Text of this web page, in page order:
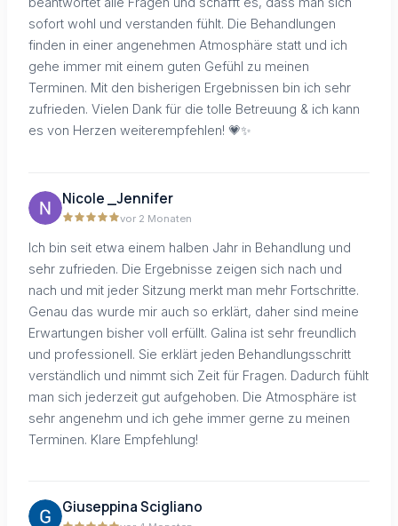
sofort wohl und verstanden fühlt. Die Behandlungen
finden in einer angenehmen Atmosphäre statt und ich
gehe immer mit einem guten Gefühl zu meinen
Terminen. Mit den bisherigen Ergebnissen bin ich sehr
zufrieden. Vielen Dank für die tolle Betreuung & ich kann
es von Herzen weiterempfehlen! 💗✨
Nicole _Jennifer
vor 2 Monaten
Ich bin seit etwa einem halben Jahr in Behandlung und
sehr zufrieden. Die Ergebnisse zeigen sich nach und
nach und mit jeder Sitzung merkt man mehr Fortschritte.
Genau das wurde mir auch so erklärt, daher sind meine
Erwartungen bisher voll erfüllt. Galina ist sehr freundlich
und professionell. Sie erklärt jeden Behandlungsschritt
verständlich und nimmt sich Zeit für Fragen. Dadurch fühlt
man sich jederzeit gut aufgehoben. Die Atmosphäre ist
sehr angenehm und ich gehe immer gerne zu meinen
Terminen. Klare Empfehlung!
Giuseppina Scigliano